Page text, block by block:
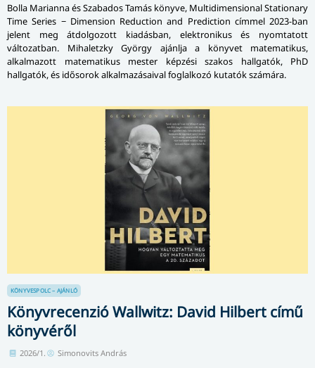
Bolla Marianna és Szabados Tamás könyve, Multidimensional Stationary
Time Series − Dimension Reduction and Prediction címmel 2023-ban
jelent meg átdolgozott kiadásban, elektronikus és nyomtatott
változatban. Mihaletzky György ajánlja a könyvet matematikus,
alkalmazott matematikus mester képzési szakos hallgatók, PhD
hallgatók, és idősorok alkalmazásaival foglalkozó kutatók számára.
KÖNYVESPOLC – AJÁNLÓ
Könyvrecenzió Wallwitz: David Hilbert című
könyvéről
2026/1. Simonovits András